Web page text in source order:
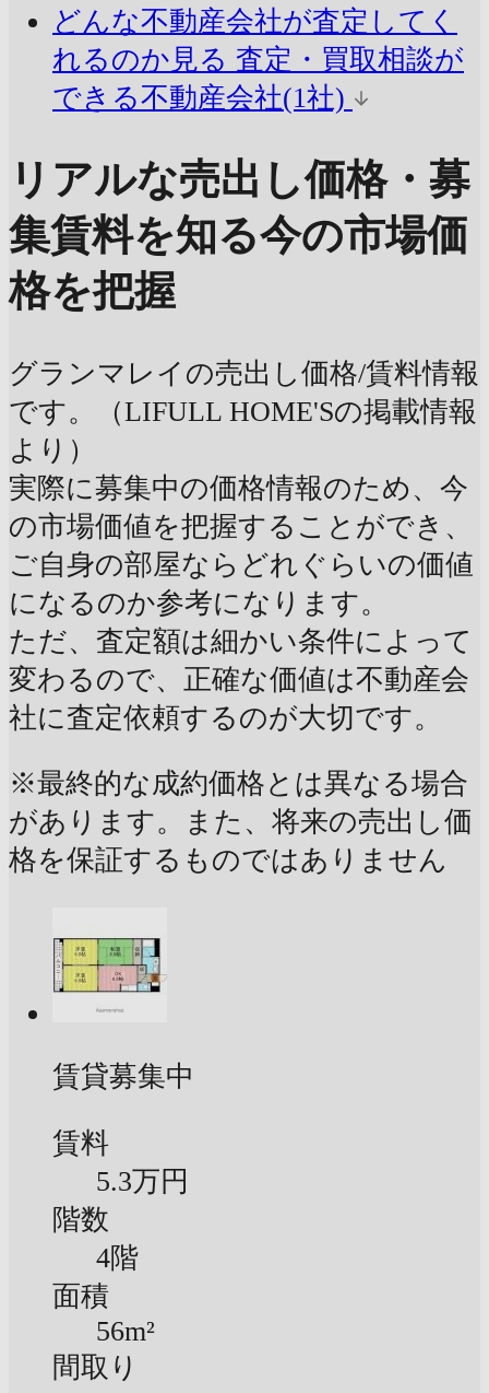
どんな不動産会社が査定してく
れるのか見る 査定・買取相談が
できる不動産会社(1社)
リアルな売出し価格・募
集賃料を知る今の市場価
格を把握
グランマレイの売出し価格/賃料情報
です。（LIFULL HOME'Sの掲載情報
より）
実際に募集中の価格情報のため、今
の市場価値を把握することができ、
ご自身の部屋ならどれぐらいの価値
になるのか参考になります。
ただ、査定額は細かい条件によって
変わるので、正確な価値は不動産会
社に査定依頼するのが大切です。
※最終的な成約価格とは異なる場合
があります。また、将来の売出し価
格を保証するものではありません
賃貸募集中
賃料
5.3万円
階数
4階
面積
56m²
間取り